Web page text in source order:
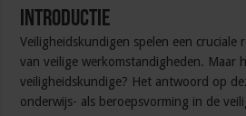
Introductie
Veiligheidskundigen spelen een cruciale
van veilige werkomstandigheden. Maar
veiligheidskundige? Het antwoord op
onderwijs- als beroepsvorming in de